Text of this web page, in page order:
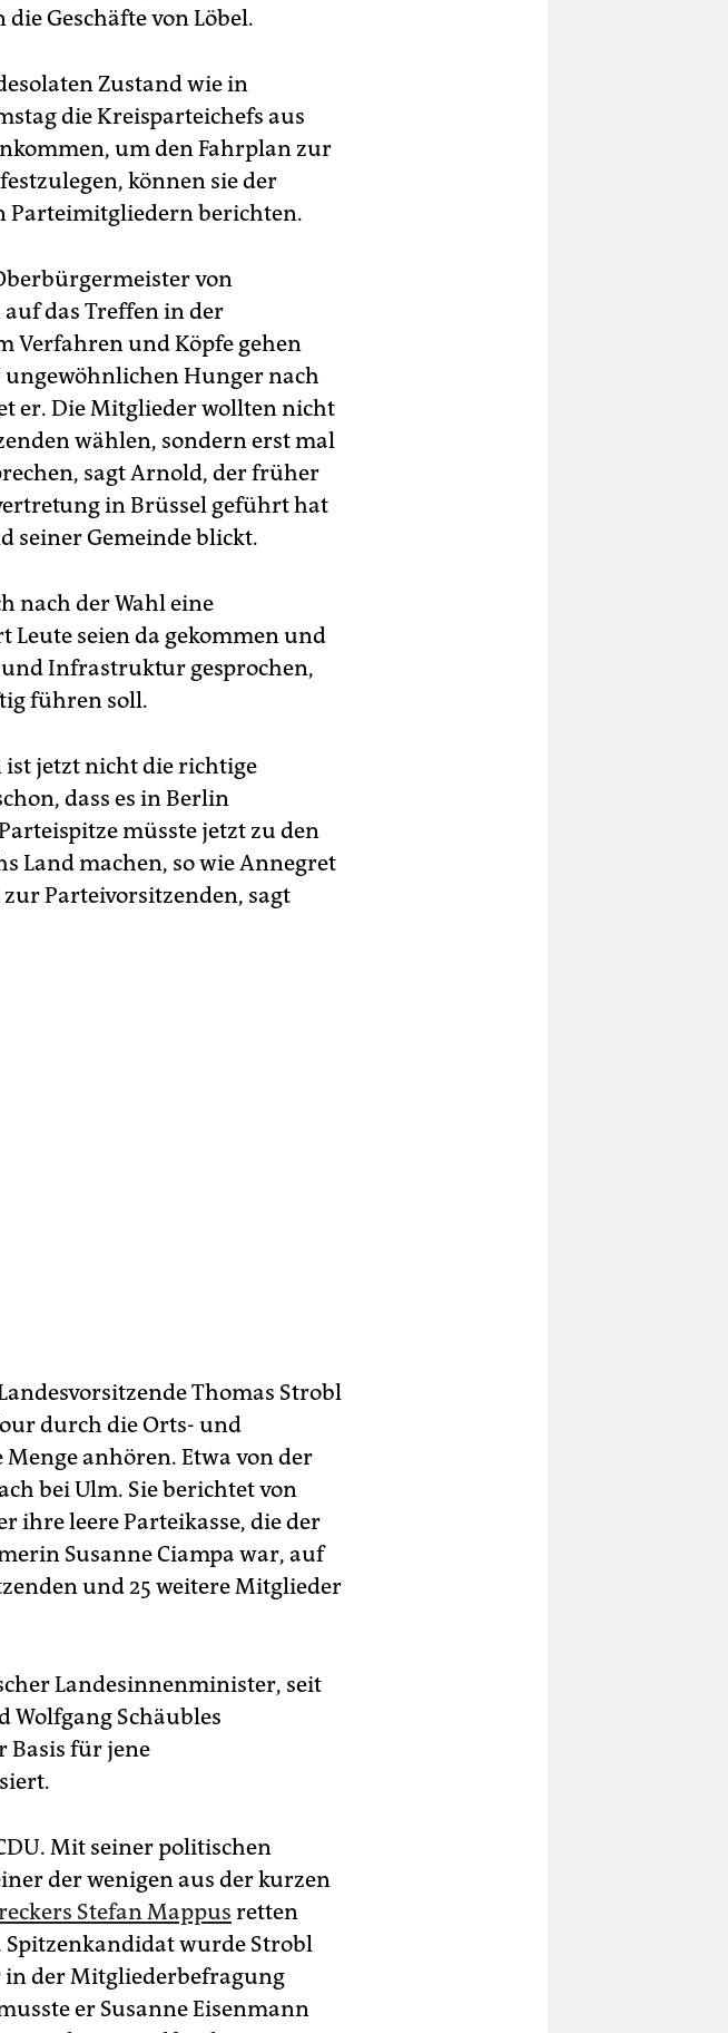
Geschäfte von Löbel.
Zustand wie in
die Kreisparteichefs aus
um den Fahrplan zur
können sie der
Parteimitgliedern berichten.
von
das Treffen in der
Verfahren und Köpfe gehen
ungewöhnlichen Hunger nach
er. Die Mitglieder wollten nicht
wählen, sondern erst mal
sagt Arnold, der früher
in Brüssel geführt hat
seiner Gemeinde blickt.
nach der Wahl eine
seien da gekommen und
Infrastruktur gesprochen,
führen soll.
ist jetzt nicht die richtige
dass es in Berlin
müsste jetzt zu den
Land machen, so wie Annegret
Parteivorsitzenden, sagt
Thomas Strobl
durch die Orts- und
anhören. Etwa von der
bei Ulm. Sie berichtet von
leere Parteikasse, die der
Susanne Ciam­pa war, auf
und 25 weitere Mitglieder
Landesinnenminister, seit
Wolfgang Schäubles
Basis für jene
Mit seiner politischen
der wenigen aus der kurzen
Stefan Mappus retten
wurde Strobl
in der Mitgliederbefragung
er Susanne Eisenmann